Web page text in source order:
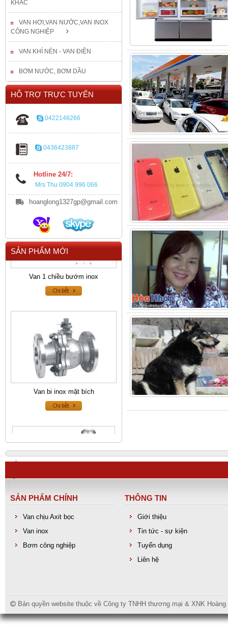
KHÁC
VAN HƠI,VAN NƯỚC,VAN INOX
CÔNG NGHIỆP
VAN KHÍ NÉN - VAN ĐIỆN
BƠM NƯỚC, BƠM DẦU
HỖ TRỢ TRỰC TUYẾN
0422148266
0436423887
Hotline 24/7:
Mrs Thu 0904 996 066
hoanglong1327gp@gmail.com
SẢN PHẨM MỚI
Van 1 chiều bướm inox
Van bi inox mặt bích
Van an toàn inox
SẢN PHẨM CHÍNH
Van chịu Axit bọc
Van inox
Bơm công nghiệp
THÔNG TIN
Giới thiệu
Tin tức - sự kiện
Tuyển dụng
Liên hệ
Bản quyền website thuộc về Công ty TNHH thương mại & XNK